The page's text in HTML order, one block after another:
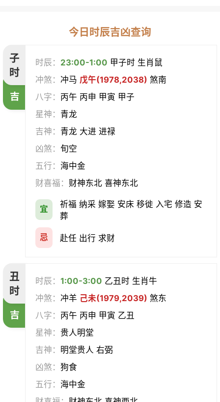
平治道涂 造桥
造仓 修饰垣墙 造船
造畜稠 盖屋
经络 酝酿 造车器
赴任 立券 置产 出货财
祭祀 祈福
移徙 分居 出火
放水 畋猎
今日时辰吉凶查询
子
时
吉
时辰： 23:00-1:00 甲子时 生肖鼠
冲煞：冲马 戊午(1978,2038) 煞南
八字： 丙午 丙申 甲寅 甲子
星神： 青龙
吉神： 青龙 大进 进禄
凶煞：旬空
五行：海中金
财喜福： 财神东北 喜神东北
宜
祈福 纳采 嫁娶 安床 移徙 入宅 修造 安
葬
忌 赴任 出行 求财
丑
时
吉
时辰：1:00-3:00 乙丑时 生肖牛
冲煞：冲羊 己未(1979,2039) 煞东
八字： 丙午 丙申 甲寅 乙丑
星神： 贵人明堂
吉神： 明堂贵人 右弼
凶煞：狗食
五行：海中金